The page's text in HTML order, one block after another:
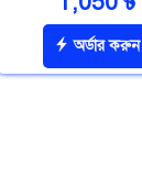
অর্ডার করুন